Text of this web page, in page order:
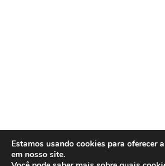
Estamos usando cookies para oferecer
em nosso site.